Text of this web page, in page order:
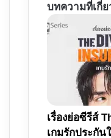
บทความที่เกี่ย
เรื่องย่อซีรีส์
เกมรักประกัน